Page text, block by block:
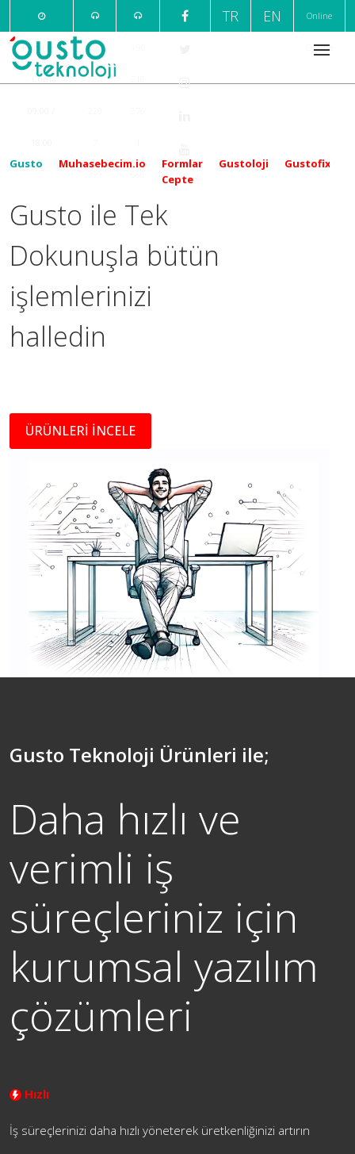
Pazartesi
- Cuma
+90
232
TR EN Online
Ödeme
Gusto Muhasebecim.io
Formlar
Cepte
Gustoloji Gustofix
Gusto ile Tek
Dokunuşla bütün
işlemlerinizi
halledin
ÜRÜNLERİ İNCELE
Gusto Teknoloji Ürünleri ile;
Daha hızlı ve
verimli iş
süreçleriniz için
kurumsal yazılım
çözümleri
Hızlı
İş süreçlerinizi daha hızlı yöneterek üretkenliğinizi artırın